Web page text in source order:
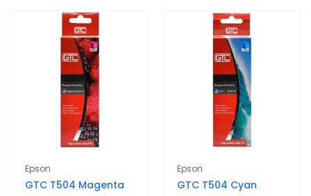
Epson
GTC T504 Magenta
Epson
GTC T504 Cyan